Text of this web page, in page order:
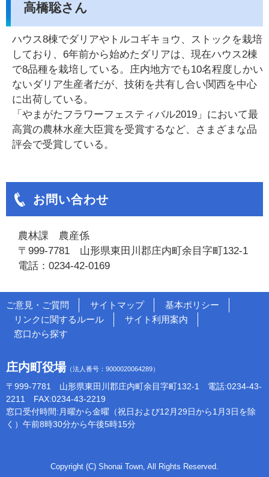
高橋聡さん
ハウス8棟でダリアやトルコギキョウ、ストックを栽培
しており、6年前から始めたダリアは、現在ハウス2棟
で8品種を栽培している。庄内地方でも10名程度しかい
ないダリア生産者だが、技術を共有し合い関西を中心
に出荷している。
「やまがたフラワーフェスティバル2019」において最
高賞の農林水産大臣賞を受賞するなど、さまざまな品
評会で受賞している。
お問い合わせ
農林課 農産係
〒999-7781 山形県東田川郡庄内町余目字町132-1
電話：0234-42-0169
ご意見・ご質問 サイトマップ
基本ポリシー
リンクに関するルール
サイト利用案内
窓口から探す
庄内町役場（法人番号：9000020064289）
〒999-7781 山形県東田川郡庄内町余目字町132-1 電話:0234-43-
2211 FAX:0234-43-2219
窓口受付時間:月曜から金曜（祝日および12月29日から1月3日を除
く）午前8時30分から午後5時15分
Copyright (C) Shonai Town, All Rights Reserved.